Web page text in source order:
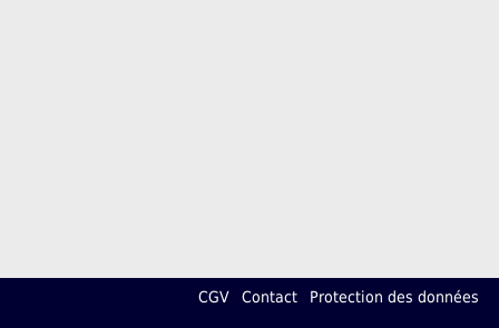
CGV Contact Protection des données